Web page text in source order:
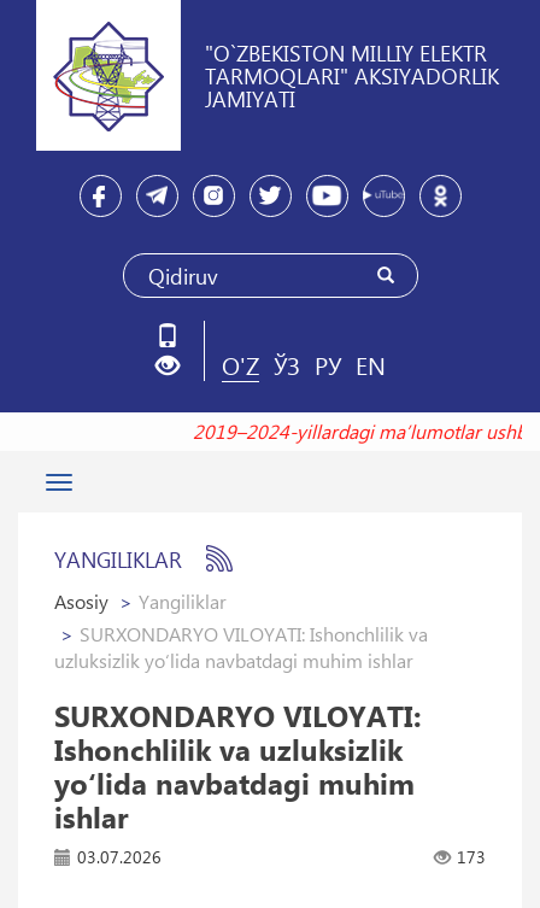
"O`ZBEKISTON MILLIY ELEKTR
TARMOQLARI" AKSIYADORLIK
JAMIYATI
O'Z ЎЗ РУ EN
2019–2024-yillardagi maʼlumotlar
Toggle
YANGILIKLAR
Asosiy
Yangiliklar
SURXONDARYO VILOYATI: Ishonchlilik va
uzluksizlik yo‘lida navbatdagi muhim ishlar
SURXONDARYO VILOYATI:
Ishonchlilik va uzluksizlik
yo‘lida navbatdagi muhim
ishlar
03.07.2026 173